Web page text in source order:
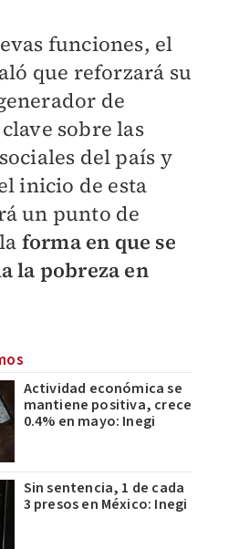
funciones, el
que reforzará su
de
sobre las
del país y
inicio de esta
un punto de
forma en que se
la pobreza en
Actividad económica se
mantiene positiva, crece
0.4% en mayo: Inegi
Sin sentencia, 1 de cada
3 presos en México: Inegi